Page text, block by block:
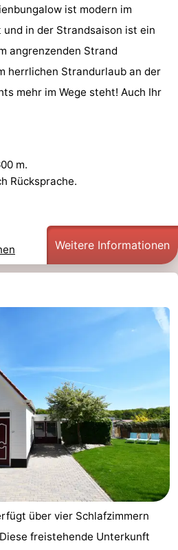
ist modern im
in der Strandsaison ist ein
angrenzenden Strand
herrlichen Strandurlaub an der
mehr im Wege steht! Auch Ihr
m.
Rücksprache.
Weitere Informationen
über vier Schlafzimmern
freistehende Unterkunft